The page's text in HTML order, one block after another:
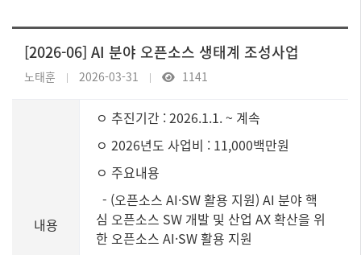
[2026-06] AI 분야 오픈소스 생태계 조성사업
노태훈 2026-03-31 1141
내용
ㅇ 추진기간 : 2026.1.1. ~ 계속
ㅇ 2026년도 사업비 : 11,000백만원
ㅇ 주요내용
- (오픈소스 AI·SW 활용 지원) AI 분야 핵
심 오픈소스 SW 개발 및 산업 AX 확산을 위
한 오픈소스 AI·SW 활용 지원